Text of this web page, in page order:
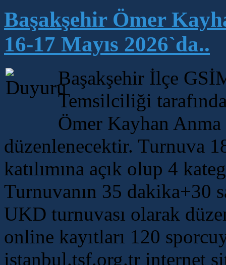
Başakşehir Ömer
16-17 Mayıs 2026`da..
Başakşehir İlçe
Temsilciliği
Ömer Kayhan Anma
düzenlenecektir. Turnuva
katılımına açık olup 4
Turnuvanın 35 dakika+30
UKD turnuvası olarak
online kayıtları 120
istanbul.tsf.org.tr internet